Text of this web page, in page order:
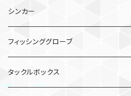
コソジグ ミニ
エギ
クリンチ フラッシュブースト
虫系
ワーム
シーガー PEX8 ルアーエディション
シンカー
バレットシンカー
ビフテキシンカー
フィッシンググローブ
タックルボックス